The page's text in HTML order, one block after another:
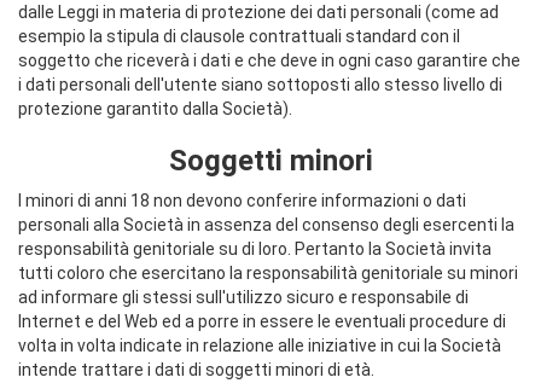
dalle Leggi in materia di protezione dei dati personali (come ad
esempio la stipula di clausole contrattuali standard con il
soggetto che riceverà i dati e che deve in ogni caso garantire che
i dati personali dell'utente siano sottoposti allo stesso livello di
protezione garantito dalla Società).
Soggetti minori
I minori di anni 18 non devono conferire informazioni o dati
personali alla Società in assenza del consenso degli esercenti la
responsabilità genitoriale su di loro. Pertanto la Società invita
tutti coloro che esercitano la responsabilità genitoriale su minori
ad informare gli stessi sull'utilizzo sicuro e responsabile di
Internet e del Web ed a porre in essere le eventuali procedure di
volta in volta indicate in relazione alle iniziative in cui la Società
intende trattare i dati di soggetti minori di età.